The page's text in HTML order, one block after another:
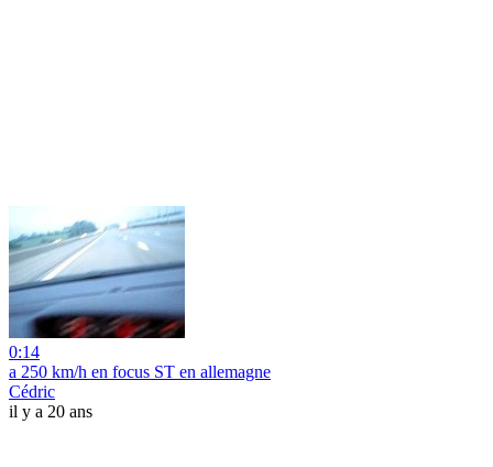
0:14
a 250 km/h en focus ST en allemagne
Cédric
il y a 20 ans